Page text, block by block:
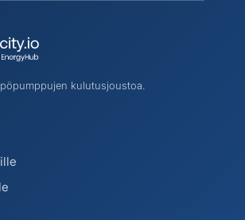
kulutusjoustoa.